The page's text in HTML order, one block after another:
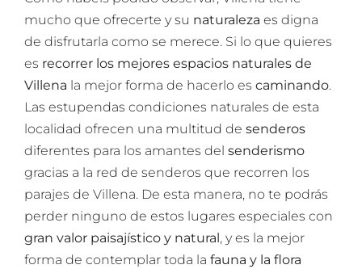
mucho que ofrecerte y su naturaleza es digna
de disfrutarla como se merece. Si lo que quieres
es recorrer los mejores espacios naturales de
Villena la mejor forma de hacerlo es caminando.
Las estupendas condiciones naturales de esta
localidad ofrecen una multitud de senderos
diferentes para los amantes del senderismo
gracias a la red de senderos que recorren los
parajes de Villena. De esta manera, no te podrás
perder ninguno de estos lugares especiales con
gran valor paisajístico y natural, y es la mejor
forma de contemplar toda la fauna y la flora